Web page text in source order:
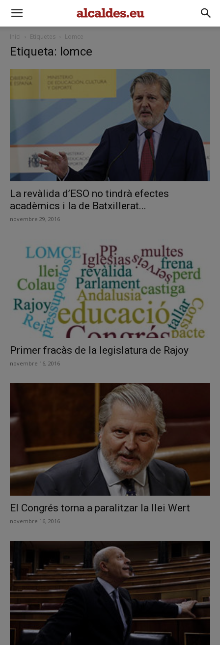
Inici Etiquetes Lomce
Etiqueta: lomce
La revàlida d’ESO no tindrà efectes
acadèmics i la de Batxillerat...
novembre 29, 2016
Primer fracàs de la legislatura de Rajoy
novembre 16, 2016
El Congrés torna a paralitzar la llei Wert
novembre 16, 2016